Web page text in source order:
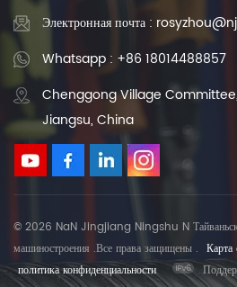
Электронная почта :
Whatsapp : +86 18014488857
Chenggong Village
Jiangsu, China
© 2026 NaN Jingjiang Ningshu N
машиностроения .Все права защищены . Карта
политика конфиденциальности